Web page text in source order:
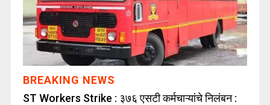
BREAKING NEWS
ST Workers Strike : ३७६ एसटी कर्मचाऱ्यांचे निलंबन :